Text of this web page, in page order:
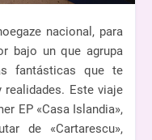
nacional, para
bajo un que agrupa
fantásticas que te
realidades. Este viaje
EP «Casa Islandia»,
de «Cartarescu»,